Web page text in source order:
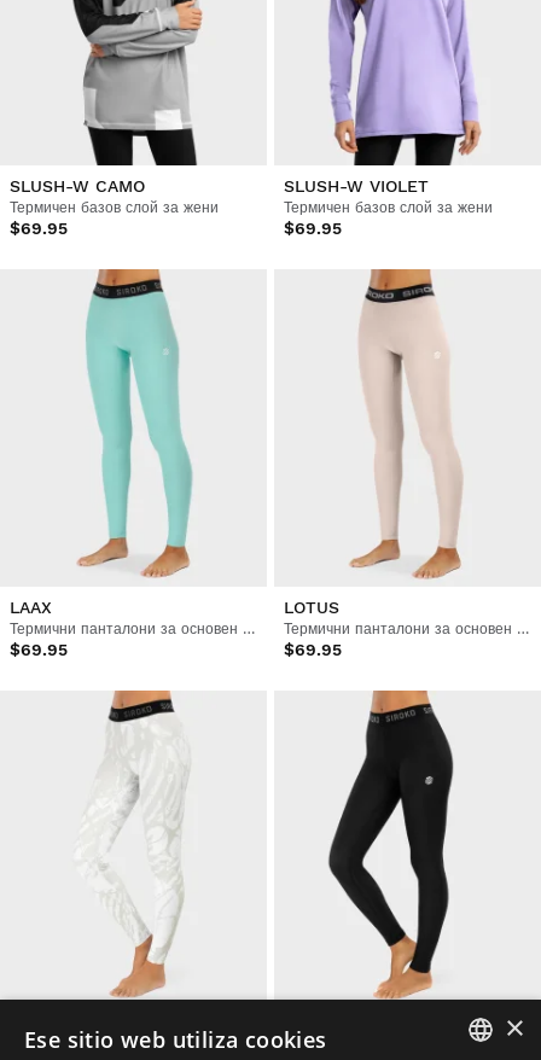
SLUSH-W CAMO
Термичен базов слой за жени
$69.95
SLUSH-W VIOLET
Термичен базов слой за жени
$69.95
LAAX
Термични панталони за основен слой за жени
$69.95
LOTUS
Термични панталони за основен слой за жени
$69.95
STELLAR
Термични панталони за основен слой за жени
BLINK ×
Ese sitio web utiliza cookies